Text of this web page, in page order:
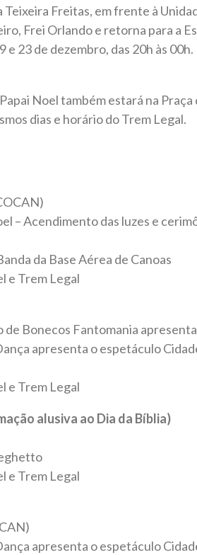
Teixeira Freitas, em frente à
Frei Orlando e retorna para a
e 23 de dezembro, das 20h às 00h.
Noel também estará na
dias e horário do Trem Legal.
– Acendimento das luzes e
da Base Aérea de Canoas
e Trem Legal
de Bonecos Fantomania
apresenta o espetáculo
e Trem Legal
alusiva ao Dia da Bíblia)
e Trem Legal
apresenta o espetáculo